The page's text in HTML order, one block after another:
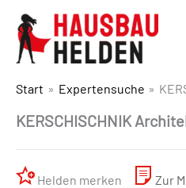
Start Expertensuche
KERSCHISCHNIK
Helden merken Zur